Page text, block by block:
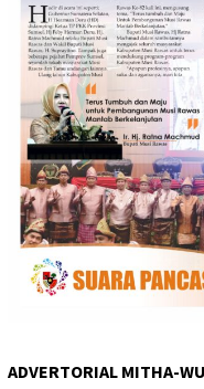
ADVERTORIAL MITHA-